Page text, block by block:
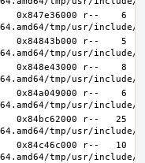
0x847e36000 r--    6
0x84843b000 r--    5
0x848e43000 r--    8
0x84a049000 r--    6
0x84bc62000 r--   25
0x84c46c000 r--   10